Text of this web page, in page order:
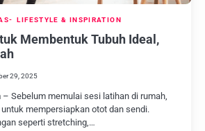
LIFESTYLE & INSPIRATION
Membentuk Tubuh Ideal,
29, 2025
Sebelum memulai sesi latihan di rumah,
mempersiapkan otot dan sendi.
seperti stretching,…